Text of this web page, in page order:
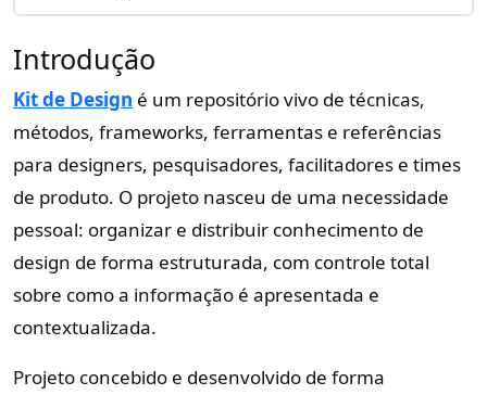
Introdução
Kit de Design é um repositório vivo de técnicas,
métodos, frameworks, ferramentas e referências
para designers, pesquisadores, facilitadores e times
de produto. O projeto nasceu de uma necessidade
pessoal: organizar e distribuir conhecimento de
design de forma estruturada, com controle total
sobre como a informação é apresentada e
contextualizada.
Projeto concebido e desenvolvido de forma